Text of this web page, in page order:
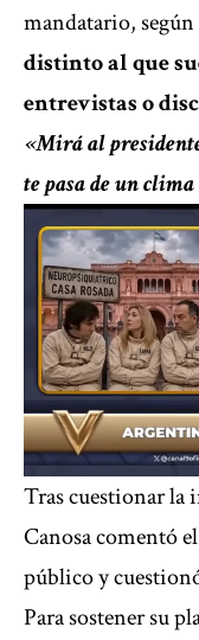
mandatario,
distinto al que
entrevistas o
«Mirá al
te pasa de un
Tras cuestionar la
Canosa comentó
público y
Para sostener su